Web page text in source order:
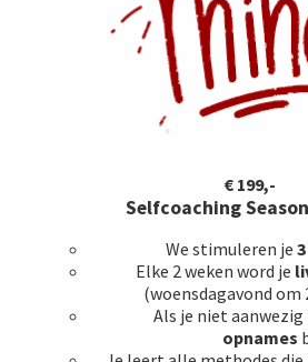
€ 199,-
Selfcoaching
We stimuleren je
Elke 2 weken word je
(woensdagavond om
Als je niet aanwezig
opnames